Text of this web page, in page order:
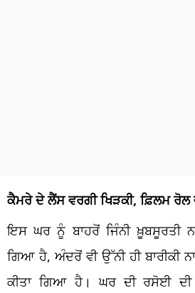
ਕੈਮਰੇ ਦੇ ਲੈਂਸ ਵਰਗੀ ਖਿੜਕੀ, ਫ਼ਿਲਮ ਰੋਲ
ਇਸ ਘਰ ਨੂੰ ਬਾਹਰੋਂ ਜਿੰਨੀ ਖ਼ੂਬਸੂਰਤੀ
ਗਿਆ ਹੈ, ਅੰਦਰੋਂ ਵੀ ਉੱਨੀ ਹੀ ਬਾਰੀਕੀ
ਕੀਤਾ ਗਿਆ ਹੈ। ਘਰ ਦੀ ਰਸੋਈ